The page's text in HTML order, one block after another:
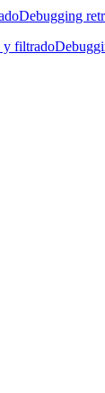
Debugging
y filtrado